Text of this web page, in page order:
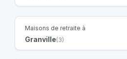
Maisons de retraite à
Granville(3)